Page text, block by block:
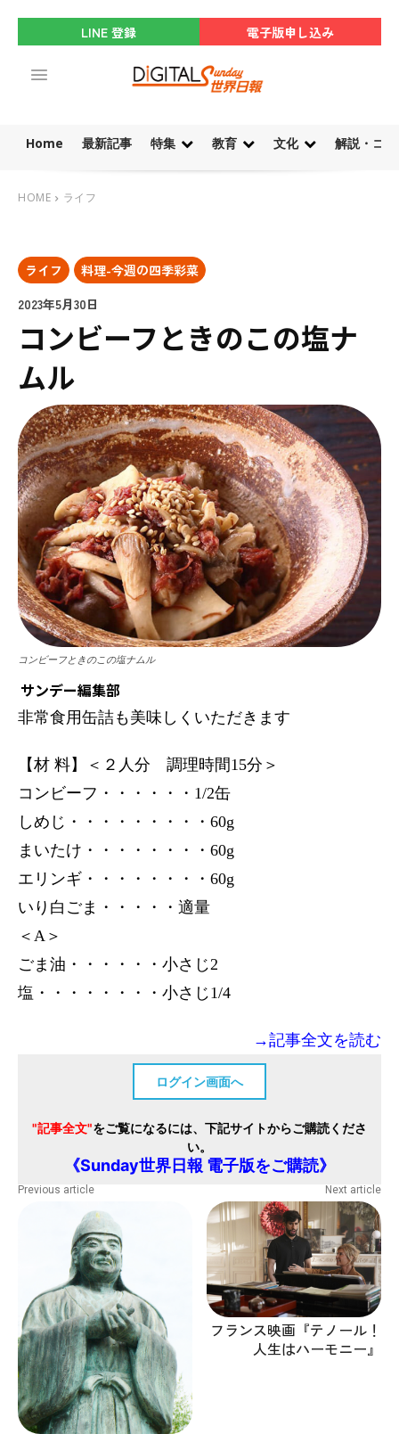
LINE 登録 電子版申し込み
Home 最新記事 特集 教育 文化 解説・コ
HOME ライフ
ライフ
料理-今週の四季彩菜
2023年5月30日
コンビーフときのこの塩ナ
ムル
コンビーフときのこの塩ナムル
サンデー編集部
非常食用缶詰も美味しくいただきます
【材 料】＜２人分 調理時間15分＞
コンビーフ・・・・・・1/2缶
しめじ・・・・・・・・・60g
まいたけ・・・・・・・・60g
エリンギ・・・・・・・・60g
いり白ごま・・・・・適量
＜A＞
ごま油・・・・・・小さじ2
塩・・・・・・・・小さじ1/4
→記事全文を読む
ログイン画面へ
"記事全文"をご覧になるには、下記サイトからご購読くださ
い。
《Sunday世界日報 電子版をご購読》
Previous article Next article
フランス映画『テノール！
人生はハーモニー』